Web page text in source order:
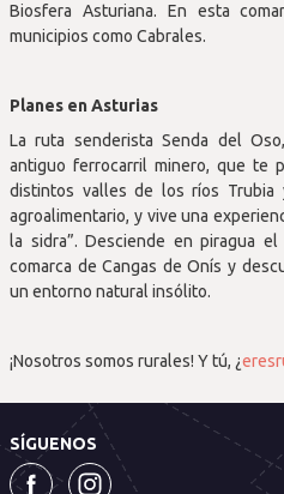
Biosfera Asturiana. En esta
municipios como Cabrales.
Planes en Asturias
La ruta senderista Senda del
antiguo ferrocarril minero, que te
distintos valles de los ríos Trubia
agroalimentario, y vive una
la sidra”. Desciende en piragua
comarca de Cangas de Onís y
un entorno natural insólito.
¡Nosotros somos rurales! Y tú, ¿
SÍGUENOS